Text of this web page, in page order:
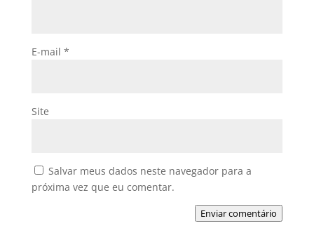
E-mail *
Site
Salvar meus dados neste navegador para a
próxima vez que eu comentar.
Enviar comentário